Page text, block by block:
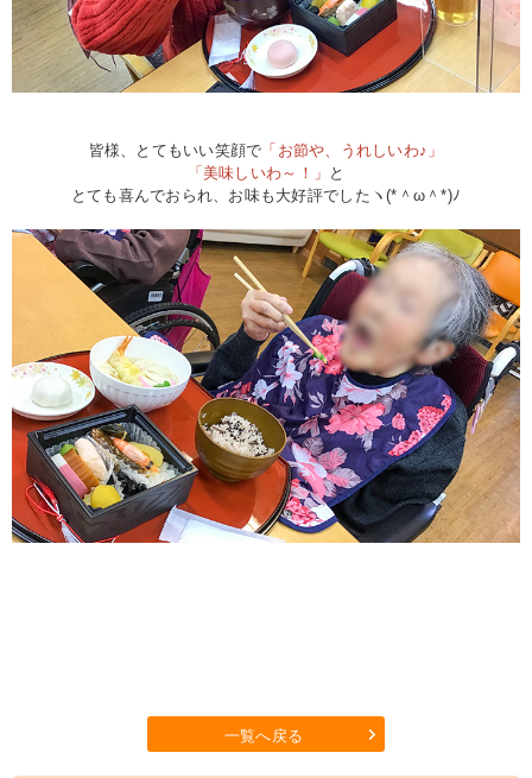
皆様、とてもいい笑顔で 「お節や、うれしいわ♪」
「美味しいわ～！」 と
とても喜んでおられ、お味も大好評でしたヽ(*＾ω＾*)ﾉ
一覧へ戻る